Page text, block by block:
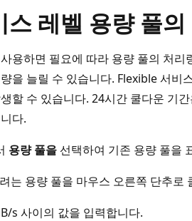
스 레벨 용량 풀
용하면 필요에 따라 용량 풀의 처
을 늘릴 수 있습니다. Flexible 서비
할 수 있습니다. 24시간 쿨다운 기
다.
용량 풀을 선택하여 기존 용량 풀을
는 용량 풀을 마우스 오른쪽 단추로
s 사이의 값을 입력합니다.